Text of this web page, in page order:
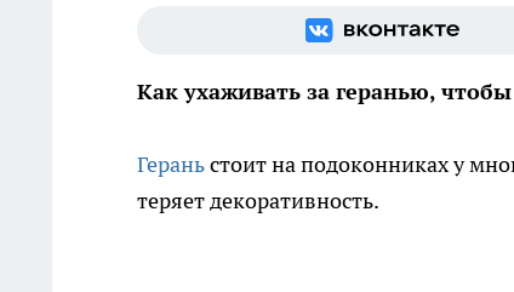
Как ухаживать за геранью,
Гераньстоит на подоконниках у
теряет декоративность.